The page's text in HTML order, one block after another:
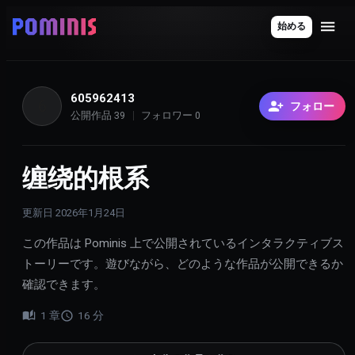
始める
605962413
公開作品 39 フォロワー 0
フォロー
缠绕的根系
更新日 2026年1月24日
この作品は Pominis 上で公開されているインタラクティブス
トーリーです。遊びながら、どのような作品が公開できるか
確認できます。
1 章 16 分